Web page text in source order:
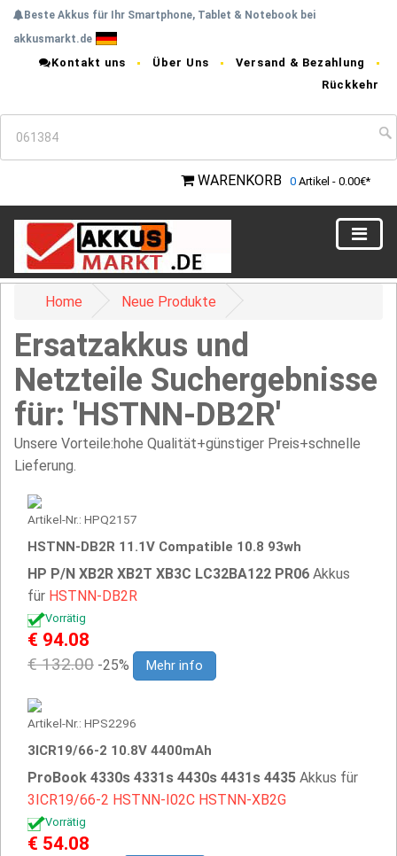
Beste Akkus für Ihr Smartphone, Tablet & Notebook bei
akkusmarkt.de
Kontakt uns Über Uns
Versand & Bezahlung
Rückkehr
WARENKORB 0 Artikel - 0.00€*
Home Neue Produkte
Ersatzakkus und
Netzteile Suchergebnisse
für: 'HSTNN-DB2R'
Unsere Vorteile:hohe Qualität+günstiger Preis+schnelle
Lieferung.
Artikel-Nr.: HPQ2157
HSTNN-DB2R 11.1V Compatible 10.8 93wh
HP P/N XB2R XB2T XB3C LC32BA122 PR06 Akkus
für HSTNN-DB2R
Vorrätig
€ 94.08
€ 132.00 -25% Mehr info
Artikel-Nr.: HPS2296
3ICR19/66-2 10.8V 4400mAh
ProBook 4330s 4331s 4430s 4431s 4435 Akkus für
3ICR19/66-2 HSTNN-I02C HSTNN-XB2G
Vorrätig
€ 54.08